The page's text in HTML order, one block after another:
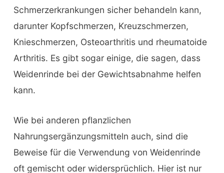
Schmerzerkrankungen sicher behandeln kann,
darunter Kopfschmerzen, Kreuzschmerzen,
Knieschmerzen, Osteoarthritis und rheumatoide
Arthritis. Es gibt sogar einige, die sagen, dass
Weidenrinde bei der Gewichtsabnahme helfen
kann.
Wie bei anderen pflanzlichen
Nahrungsergänzungsmitteln auch, sind die
Beweise für die Verwendung von Weidenrinde
oft gemischt oder widersprüchlich. Hier ist nur